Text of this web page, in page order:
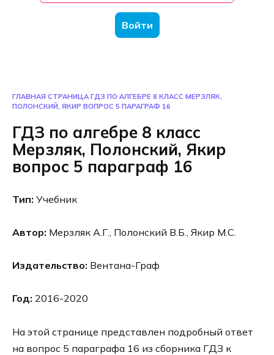
Войти
ГЛАВНАЯ СТРАНИЦА ГДЗ ПО АЛГЕБРЕ 8 КЛАСС МЕРЗЛЯК,
ПОЛОНСКИЙ, ЯКИР ВОПРОС 5 ПАРАГРАФ 16
ГДЗ по алгебре 8 класс
Мерзляк, Полонский, Якир
вопрос 5 параграф 16
Тип: Учебник
Автор: Мерзляк А.Г., Полонский В.Б., Якир М.С.
Издательство: Вентана-Граф
Год: 2016-2020
На этой странице представлен подробный ответ
на вопрос 5 параграфа 16 из сборника ГДЗ к